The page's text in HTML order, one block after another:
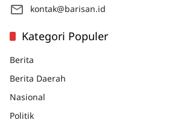
kontak@barisan.id
Kategori Populer
Berita
Berita Daerah
Nasional
Politik